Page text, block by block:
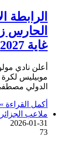
الرابطة
الحارس
غاية 2027
أعلن نادي
موبيليس
الدولي
أكمل القراءة »
ملاعب الجزائر
2026-01-31
73